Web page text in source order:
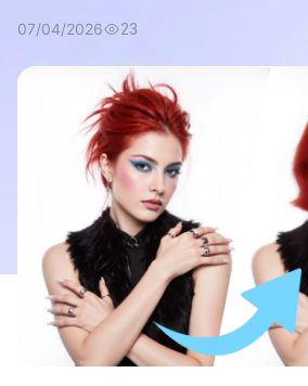
07/04/2026 23